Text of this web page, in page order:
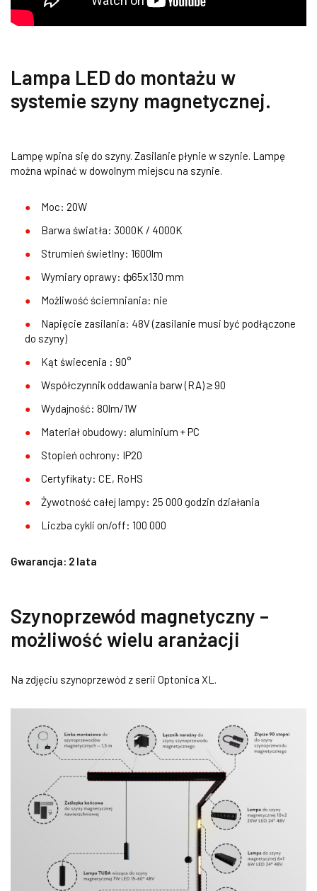
Lampa LED do montażu w
systemie szyny magnetycznej.
Lampę wpina się do szyny. Zasilanie płynie w szynie. Lampę
można wpinać w dowolnym miejscu na szynie.
Moc: 20W
Barwa światła: 3000K / 4000K
Strumień świetlny: 1600lm
Wymiary oprawy: ф65х130 mm
Możliwość ściemniania: nie
Napięcie zasilania: 48V (zasilanie musi być podłączone
do szyny)
Kąt świecenia : 90°
Współczynnik oddawania barw (RA) ≥ 90
Wydajność: 80lm/1W
Materiał obudowy: aluminium + PC
Stopień ochrony: IP20
Certyfikaty: CE, RoHS
Żywotność całej lampy: 25 000 godzin działania
Liczba cykli on/off: 100 000
Gwarancja: 2 lata
Szynoprzewód magnetyczny –
możliwość wielu aranżacji
Na zdjęciu szynoprzewód z serii Optonica XL.